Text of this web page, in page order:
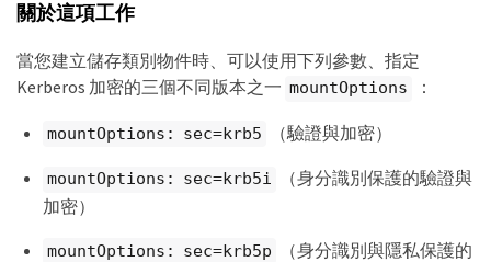
關於這項工作
當您建立儲存類別物件時、可以使用下列參數、指定
Kerberos 加密的三個不同版本之一 mountOptions ：
mountOptions: sec=krb5 （驗證與加密）
mountOptions: sec=krb5i
（身分識別保護的驗證與
加密）
mountOptions: sec=krb5p
（身分識別與隱私保護的